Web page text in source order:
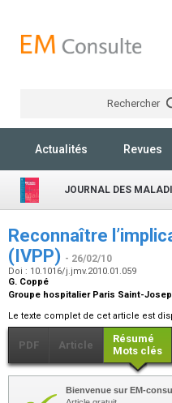
Rechercher
Actualités Revues
JOURNAL DES
Reconnaître
(IVPP) - 26/02/10
Doi : 10.1016/j.jmv.2010.01.059
G. Coppé
Groupe hospitalier Paris Saint-
Le texte complet de cet article est
PDF Article
Résumé
Mots clés
Bienvenue sur EM-